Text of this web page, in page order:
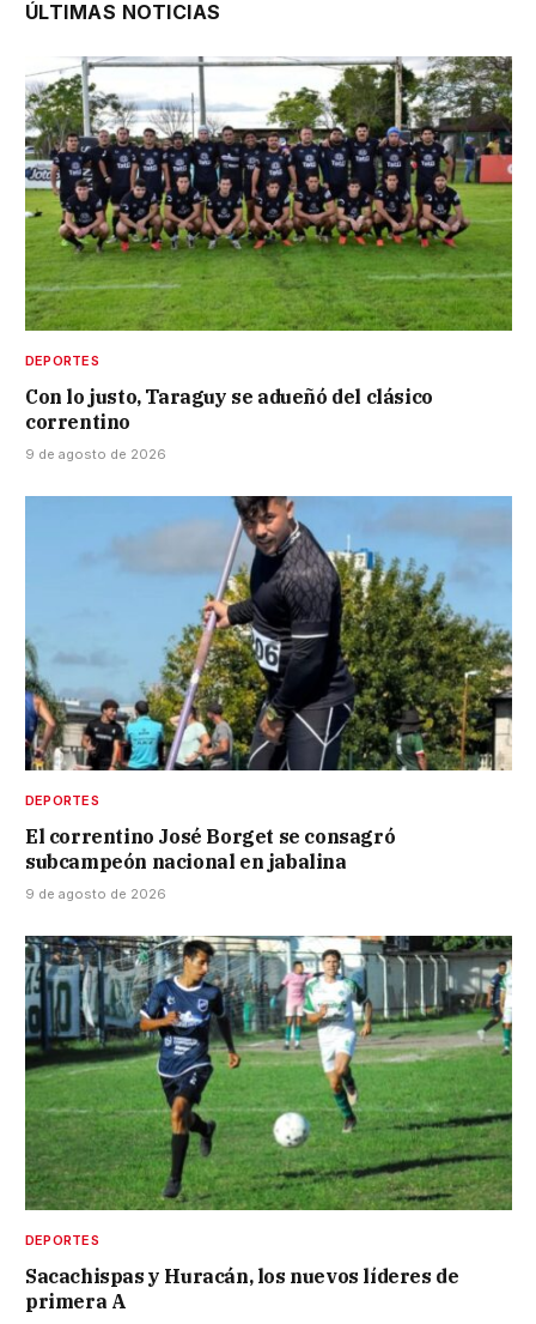
ÚLTIMAS NOTICIAS
DEPORTES
Con lo justo, Taraguy se adueñó del clásico
correntino
9 de agosto de 2026
DEPORTES
El correntino José Borget se consagró
subcampeón nacional en jabalina
9 de agosto de 2026
DEPORTES
Sacachispas y Huracán, los nuevos líderes de
primera A